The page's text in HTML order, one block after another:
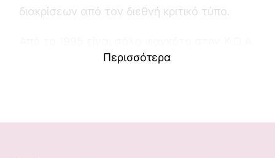
διακρίσεων από τον διεθνή κριτικό τύπο.
Περισσότερα